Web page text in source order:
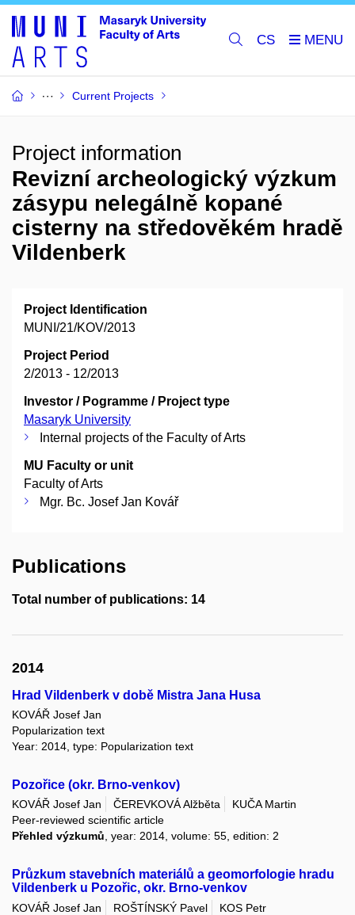
CS
Current Projects
Project information
Revizní archeologický výzkum
zásypu nelegálně kopané
cisterny na středověkém hradě
Vildenberk
Project Identification
MUNI/21/KOV/2013
Project Period
2/2013 - 12/2013
Investor / Pogramme / Project type
Masaryk University
Internal projects of the Faculty of Arts
MU Faculty or unit
Faculty of Arts
Mgr. Bc. Josef Jan Kovář
Publications
Total number of publications: 14
2014
Hrad Vildenberk v době Mistra Jana Husa
KOVÁŘ Josef Jan
Popularization text
Year: 2014, type: Popularization text
Pozořice (okr. Brno-venkov)
KOVÁŘ Josef Jan ČEREVKOVÁ Alžběta
KUČA Martin
Peer-reviewed scientific article
Přehled výzkumů, year: 2014, volume: 55, edition: 2
Průzkum stavebních materiálů a geomorfologie hradu
Vildenberk u Pozořic, okr. Brno-venkov
KOVÁŘ Josef Jan ROŠTÍNSKÝ Pavel
KOS Petr